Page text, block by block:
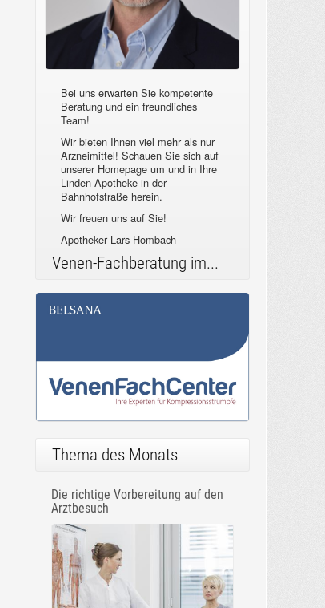
Bei uns erwarten Sie kompetente
Beratung und ein freundliches
Team!
Wir bieten Ihnen viel mehr als nur
Arzneimittel! Schauen Sie sich auf
unserer Homepage um und in Ihre
Linden-Apotheke in der
Bahnhofstraße herein.
Wir freuen uns auf Sie!
Apotheker Lars Hombach
Venen-Fachberatung im...
Thema des Monats
Die richtige Vorbereitung auf den
Arztbesuch